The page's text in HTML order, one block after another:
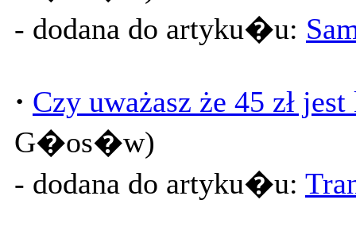
- dodana do artyku�u:
· Czy uważasz że 45 zł
G�os�w)
- dodana do artyku�u: